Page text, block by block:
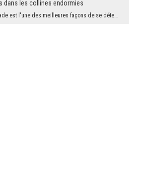
dans les collines endormies
Une balade est l'une des meilleures façons de se détendre. Si vous voulez vous sentir bien, il fa...